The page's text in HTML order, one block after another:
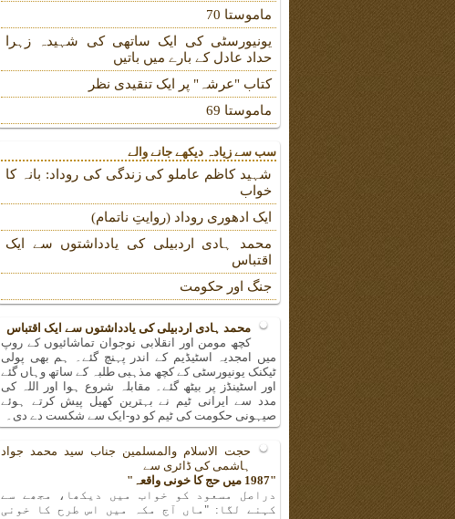
ماموستا 70
یونیورسٹی کی ایک ساتھی کی شہیدہ زہرا
حداد عادل کے بارے میں باتیں
کتاب "عرشہ" پر ایک تنقیدی نظر
ماموستا 69
سب سے زیادہ دیکھے جانے والے
شہید کاظم عاملو کی زندگی کی روداد: بانہ کا
خواب
ایک ادھوری روداد (روایتِ ناتمام)
محمد ہادی اردبیلی کی یادداشتوں سے ایک
اقتباس
جنگ اور حکومت
محمد ہادی اردبیلی کی یادداشتوں سے ایک اقتباس
کچھ مومن اور انقلابی نوجوان تماشائیوں کے روپ
میں امجدیہ اسٹیڈیم کے اندر پہنچ گئے۔ ہم بھی پولی
ٹیکنک یونیورسٹی کے کچھ مذہبی طلبہ کے ساتھ وہاں گئے
اور اسٹینڈز پر بیٹھ گئے۔ مقابلہ شروع ہوا اور اللہ کی
مدد سے ایرانی ٹیم نے بہترین کھیل پیش کرتے ہوئے
صیہونی حکومت کی ٹیم کو دو-ایک سے شکست دے دی۔
حجت الاسلام والمسلمین جناب سید محمد جواد
ہاشمی کی ڈائری سے
"1987 میں حج کا خونی واقعہ"
دراصل مسعود کو خواب میں دیکھا، مجھے سے
کہنے لگا: "ماں آج مکہ میں اس طرح کا خونی